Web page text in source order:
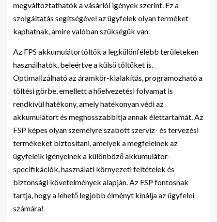
megváltoztathatók a vásárlói igények szerint. Ez a
szolgáltatás segítségével az ügyfelek olyan terméket
kaphatnak, amire valóban szükségük van.
Az FPS akkumulátortöltők a legkülönfélébb területeken
használhatók, beleértve a külső töltőket is.
Optimalizálható az áramkör-kialakítás, programozható a
töltési görbe, emellett a hőelvezetési folyamat is
rendkívül hatékony, amely hatékonyan védi az
akkumulátort és meghosszabbítja annak élettartamát. Az
FSP képes olyan személyre szabott szerviz- és tervezési
termékeket biztosítani, amelyek a megfelelnek az
ügyfeleik igényeinek a különböző akkumulátor-
specifikációk, használati környezeti feltételek és
biztonsági követelmények alapján. Az FSP fontosnak
tartja, hogy a lehető legjobb élményt kínálja az ügyfelei
számára!